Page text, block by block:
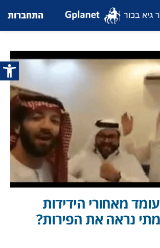
פתח
התחברות
מאחורי הידידות
נראה את הפירות?